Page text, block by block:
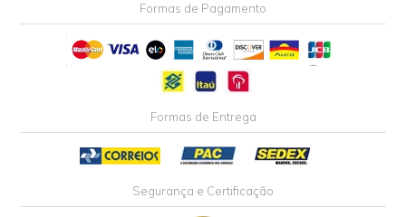
Formas de Pagamento
Formas de Entrega
Segurança e Certificação